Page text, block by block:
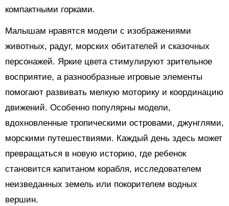
компактными горками.
Малышам нравятся модели с изображениями
животных, радуг, морских обитателей и сказочных
персонажей. Яркие цвета стимулируют зрительное
восприятие, а разнообразные игровые элементы
помогают развивать мелкую моторику и координацию
движений. Особенно популярны модели,
вдохновленные тропическими островами, джунглями,
морскими путешествиями. Каждый день здесь может
превращаться в новую историю, где ребенок
становится капитаном корабля, исследователем
неизведанных земель или покорителем водных
вершин.